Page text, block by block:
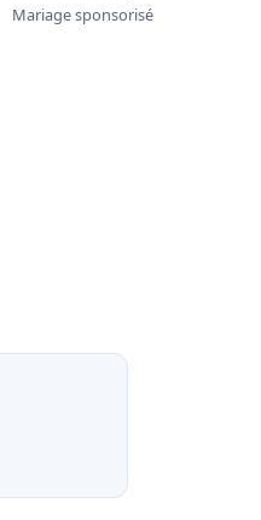
Mariage sponsorisé